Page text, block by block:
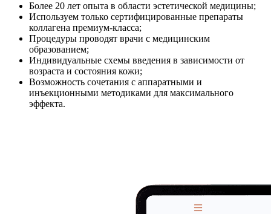
Более 20 лет опыта в области эстетической медицины;
Используем только сертифицированные препараты
коллагена премиум-класса;
Процедуры проводят врачи с медицинским
образованием;
Индивидуальные схемы введения в зависимости от
возраста и состояния кожи;
Возможность сочетания с аппаратными и
инъекционными методиками для максимального
эффекта.